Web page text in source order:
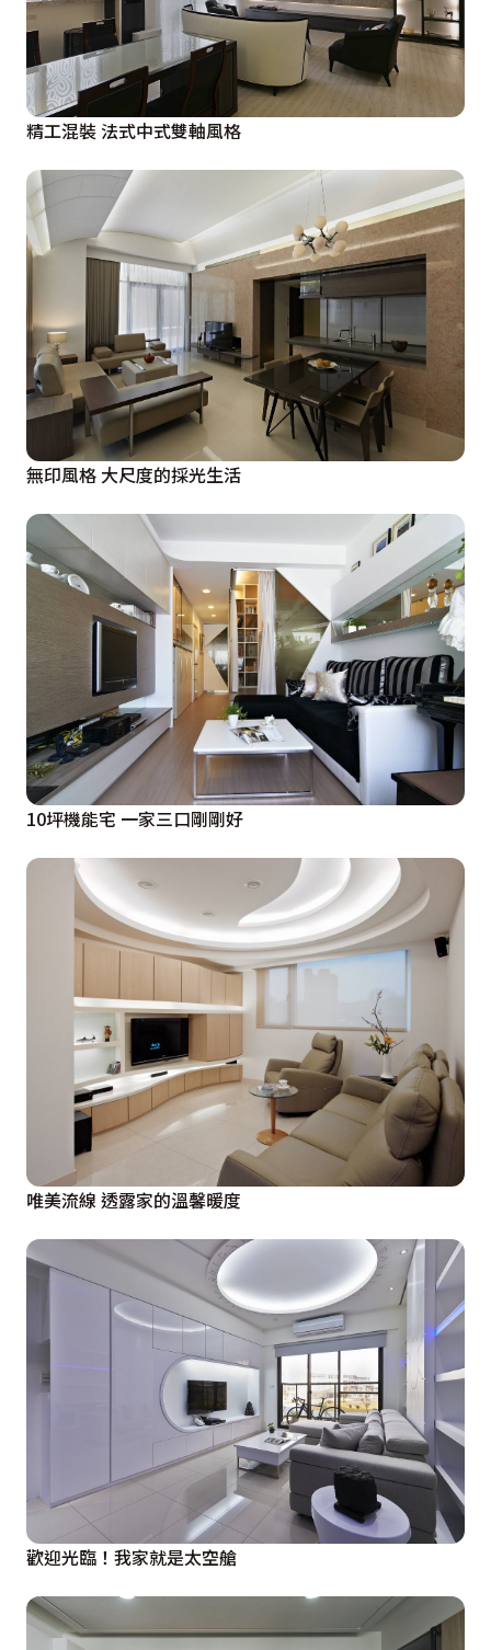
精工混裝 法式中式雙軸風格
無印風格 大尺度的採光生活
10坪機能宅 一家三口剛剛好
唯美流線 透露家的溫馨暖度
歡迎光臨！我家就是太空艙